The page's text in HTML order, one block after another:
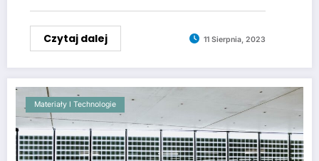
Czytaj dalej 11 Sierpnia, 2023
Materiały I Technologie